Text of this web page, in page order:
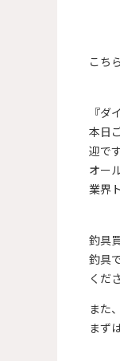
こち
『ダ
本日
迎です
オー
業界
釣具
釣具
くだ
また
まず